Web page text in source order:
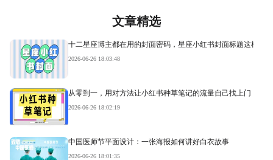
文章精选
十二星座博主都在用的封面密码，星座小红书封面标题这样写
2026-06-26 18:03:48
从零到一，用对方法让小红书种草笔记的流量自己找上门
2026-06-26 18:02:19
中国医师节平面设计：一张海报如何讲好白衣故事
2026-06-26 18:01:35